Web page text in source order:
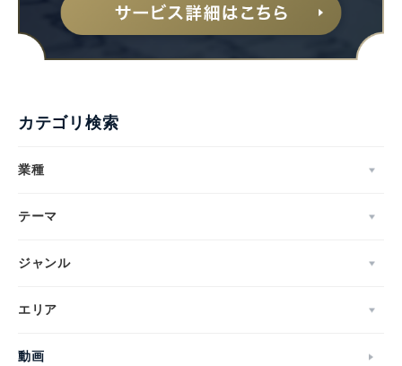
カテゴリ検索
業種
テーマ
ジャンル
エリア
動画